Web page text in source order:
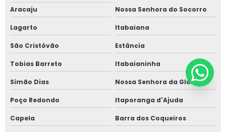
Aracaju
Nossa Senhora do Socorro
Lagarto Itabaiana
São Cristóvão Estância
Tobias Barreto Itabaianinha
Simão Dias Nossa Senhora da Glória
Poço Redondo Itaporanga d'Ajuda
Capela Barra dos Coqueiros